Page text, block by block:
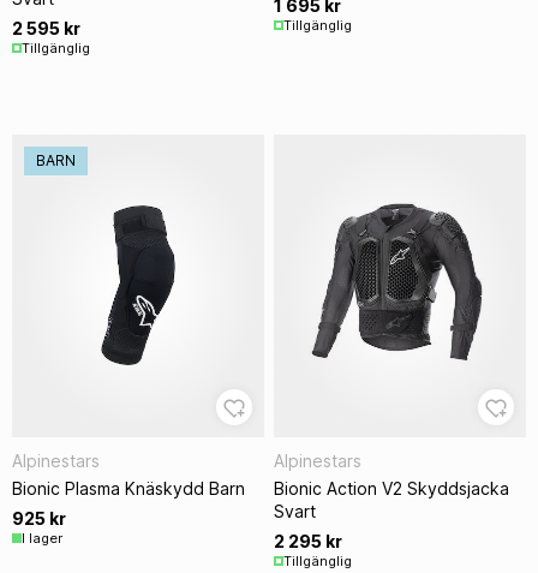
2 595 kr
Tillgänglig
1 695 kr
Tillgänglig
BARN
Alpinestars
Bionic Plasma Knäskydd Barn
925 kr
I lager
Alpinestars
Bionic Action V2 Skyddsjacka
Svart
2 295 kr
Tillgänglig